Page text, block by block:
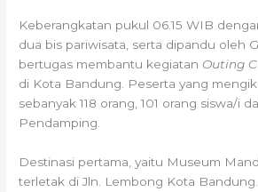
Keberangkatan pukul 06.15 WIB
dua bis pariwisata, serta dipandu oleh
bertugas membantu kegiatan Outing
di Kota Bandung. Peserta yang
sebanyak 118 orang, 101 orang siswa/i
Pendamping.
Destinasi pertama, yaitu Museum
terletak di Jln. Lembong Kota